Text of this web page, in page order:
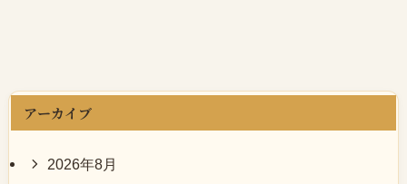
アーカイブ
2026年8月